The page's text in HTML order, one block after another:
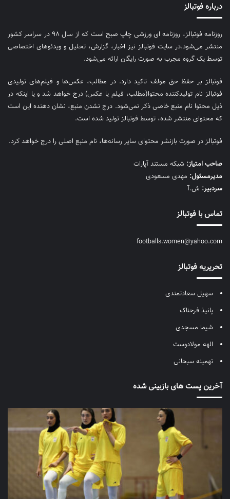
درباره فوتبالز
روزنامه فوتبالز، روزنامه ای ورزشی چاپ صبح است که از سال ۹۸ در سراسر کشور
منتشر می‌شود.در سایت فوتبالز نیز اخبار، گزارش، تحلیل و ویدئوهای اختصاصی
توسط یک گروه مجرب به صورت رایگان ارائه می‌شود.
فوتبالز بر حفظ حق مولف تاکید دارد. در مطالب، عکس‌ها و فیلم‌های تولیدی
فوتبالز نام تولیدکننده محتوا(مطلب، فیلم یا عکس) درج خواهد شد و یا اینکه در
ذیل محتوا نام منبع خاصی ذکر نمی‌‎شود. درج نشدن منبع، نشان دهنده این است
که محتوای منتشر شده، توسط فوتبالز تولید شده است.
فوتبالز در صورت بازنشر محتوای سایر رسانه‌ها، نام منبع اصلی را درج خواهد کرد.
صاحب امتیاز: شبکه مستند آپارات
مديرمسئول: مهدی مسعودی
سردبیر: ش.آ
تماس با فوتبالز
footballs.women@yahoo.com
تحریریه فوتبالز
سهیل سعادتمندی
پانیذ فرحناک
شیما مسجدی
الهه مولادوست
تهمینه سبحانی
آخرین پست های بازبینی شده